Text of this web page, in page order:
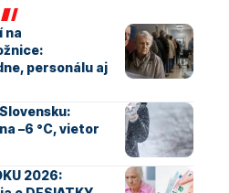
na
personálu aj
–6 °C, vietor
2026: